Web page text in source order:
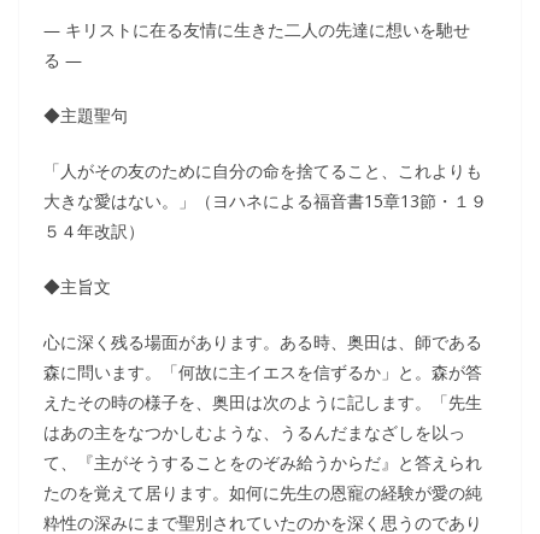
― キリストに在る友情に生きた二人の先達に想いを馳せ
る ―
◆主題聖句
「人がその友のために自分の命を捨てること、これよりも
大きな愛はない。」（ヨハネによる福音書15章13節・１９
５４年改訳）
◆主旨文
心に深く残る場面があります。ある時、奥田は、師である
森に問います。「何故に主イエスを信ずるか」と。森が答
えたその時の様子を、奥田は次のように記します。「先生
はあの主をなつかしむような、うるんだまなざしを以っ
て、『主がそうすることをのぞみ給うからだ』と答えられ
たのを覚えて居ります。如何に先生の恩寵の経験が愛の純
粋性の深みにまで聖別されていたのかを深く思うのであり